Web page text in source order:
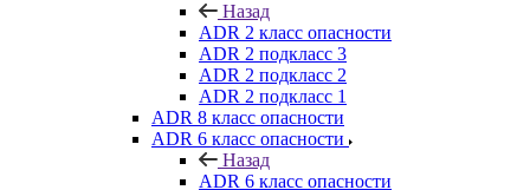
Назад
ADR 2 класс опасности
ADR 2 подкласс 3
ADR 2 подкласс 2
ADR 2 подкласс 1
ADR 8 класс опасности
ADR 6 класс опасности
Назад
ADR 6 класс опасности